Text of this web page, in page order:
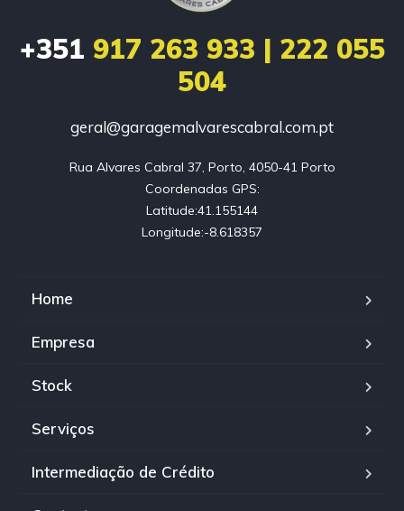
+351 917 263 933 | 222 055
504
geral@garagemalvarescabral.com.pt
Rua Alvares Cabral 37, Porto, 4050-41 Porto
Coordenadas GPS:
Latitude:41.155144
Longitude:-8.618357
Home
Empresa
Stock
Serviços
Intermediação de Crédito